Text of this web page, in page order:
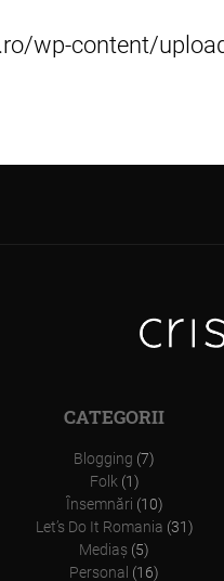
wp-content/
CATEGORII
Blogging (7)
Folk(1)
Însemnări (10)
Let’s Do It Romania (31)
Mediaş (5)
Personal (16)